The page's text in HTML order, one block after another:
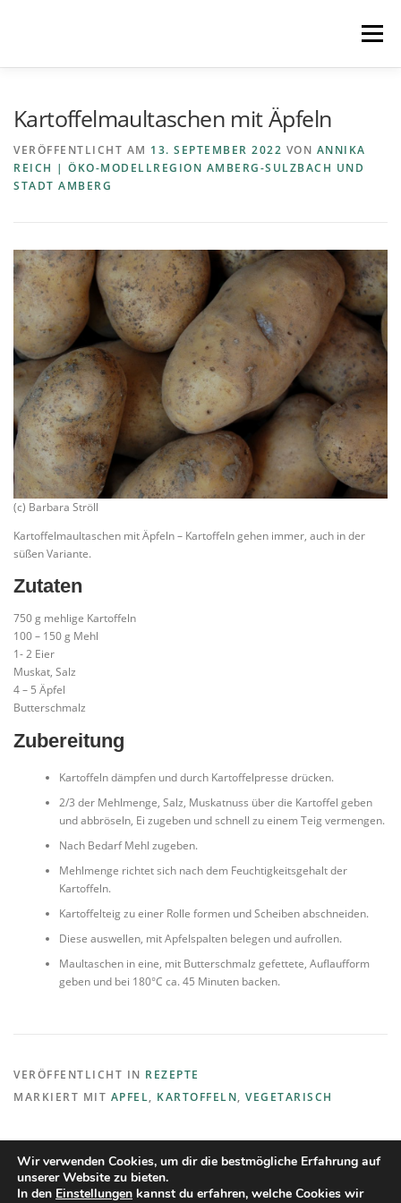
Menü
REGIONEN REGIOPLUS-WISSEN KONTAKT
Kartoffelmaultaschen mit Äpfeln
VERÖFFENTLICHT AM 13. SEPTEMBER 2022 VON ANNIKA
REICH | ÖKO-MODELLREGION AMBERG-SULZBACH UND
STADT AMBERG
(c) Barbara Ströll
Kartoffelmaultaschen mit Äpfeln – Kartoffeln gehen immer, auch in der
süßen Variante.
Zutaten
750 g mehlige Kartoffeln
100 – 150 g Mehl
1- 2 Eier
Muskat, Salz
4 – 5 Äpfel
Butterschmalz
Zubereitung
Kartoffeln dämpfen und durch Kartoffelpresse drücken.
2/3 der Mehlmenge, Salz, Muskatnuss über die Kartoffel geben
und abbröseln, Ei zugeben und schnell zu einem Teig vermengen.
Nach Bedarf Mehl zugeben.
Mehlmenge richtet sich nach dem Feuchtigkeitsgehalt der
Kartoffeln.
Kartoffelteig zu einer Rolle formen und Scheiben abschneiden.
Diese auswellen, mit Apfelspalten belegen und aufrollen.
Maultaschen in eine, mit Butterschmalz gefettete, Auflaufform
geben und bei 180°C ca. 45 Minuten backen.
VERÖFFENTLICHT IN REZEPTE
MARKIERT MIT APFEL, KARTOFFELN, VEGETARISCH
Wir verwenden Cookies, um dir die bestmögliche Erfahrung auf
unserer Website zu bieten.
In den Einstellungen kannst du erfahren, welche Cookies wir